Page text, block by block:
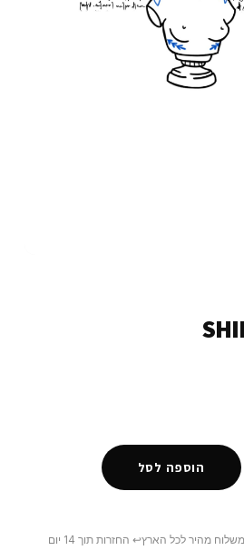
הוספה לסל
מהיר לכל הארץ↩️ החזרות תוך 14 יום